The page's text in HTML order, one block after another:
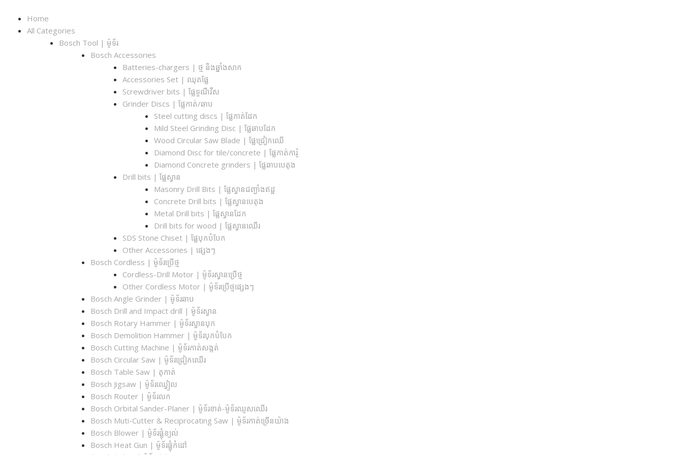
Home
All Categories
Bosch Tool | ម៉ូទ័រ
Bosch Accessories
Batteries-chargers | ថ្ម និងឆ្នាំងសាក
Accessories Set | ឈុតផ្លែ
Screwdriver bits | ផ្លែទួណឺវីស
Grinder Discs |​ ផ្លែកាត់/ឆាប
Steel cutting discs |​ ផ្លែកាត់ដែក
Mild Steel Grinding Disc | ផ្លែឆាបដែក
Wood Circular Saw Blade | ផ្លែជ្រៀកឈើ
Diamond Disc for tile/concrete​ | ផ្លែកាត់ការ៉ូ
Diamond Concrete grinders | ផ្លែឆាបបេតុង
Drill bits |​ ផ្លែស្វាន
Masonry Drill Bits |​ ផ្លែស្វានជញ្ជាំងឥដ្ឋ
Concrete Drill bits |​ ផ្លែស្វានបេតុង
Metal Drill bits |​ ផ្លែស្វានដែក
Drill bits for wood |​ ផ្លែស្វានឈើរ
SDS Stone Chiset |​ ផ្លែបុកបំបែក
Other Accessories | ផ្សេងៗ
Bosch Cordless | ម៉ូទ័រប្រើថ្ម
Cordless-Drill Motor | ម៉ូទ័រស្វានប្រើថ្ម
Other Cordless Motor | ម៉ូទ័រប្រើថ្មផ្សេងៗ
Bosch Angle Grinder | ម៉ូទ័រឆាប
Bosch Drill and Impact drill | ម៉ូទ័រស្វាន
Bosch Rotary Hammer | ម៉ូទ័រស្វានបុក
Bosch Demolition Hammer | ម៉ូទ័របុកបំបែក
Bosch Cutting Machine | ម៉ូទ័រកាត់សង្កត់
Bosch Circular Saw | ម៉ូទ័រជ្រៀកឈើរ
Bosch Table Saw | តុកាត់
Bosch Jigsaw | ម៉ូទ័រឈ្វៀល
Bosch Router | ម៉ូទ័រលក
Bosch Orbital Sander-Planer​ | ម៉ូទ័រខាត់-ម៉ូទ័រឈូសឈើរ
Bosch Muti-Cutter & Reciprocating Saw​ | ម៉ូទ័រកាត់ច្រើនយ៉ាង
Bosch Blower | ម៉ូទ័រផ្លុំខ្យល់
Bosch Heat Gun | ម៉ូទ័រផ្លុំកំដៅ